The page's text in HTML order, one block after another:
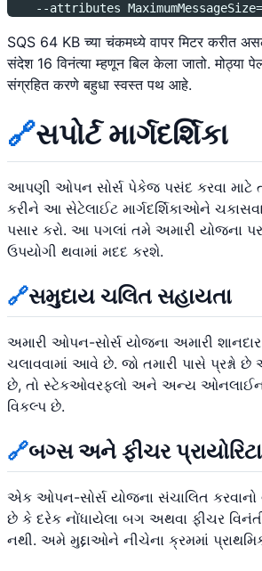
--attributes
SQS 64 KB च्या चंकमध्ये वापर मिटर करीत
संदेश 16 विनंत्या म्हणून बिल केला जातो. मोठ्या
संग्रहित करणे बहुधा स्वस्त पथ आहे.
🔗સપોર્ટ માર્ગદર્શિકા
આપણી ઓપન સોર્સ પેકેજ પસંદ કરવા માટે
કરીને આ સેટેલાઈટ માર્ગદર્શિકાઓને ચકાસવા
પસાર કરો. આ પગલાં તમે અમારી યોજના
ઉપયોગી થવામાં મદદ કરશે.
🔗સમુદાય ચલિત સહાયતા
અમારી ઓપન-સોર્સ યોજના અમારી શાનદાર
ચલાવવામાં આવે છે. જો તમારી પાસે પ્રશ્નો
છે, તો સ્ટેકઓવરફ્લો અને અન્ય ઓનલાઈન
વિકલ્પ છે.
🔗બગ્સ અને ફીચર
એક ઓપન-સોર્સ યોજના સંચાલિત કરવાનો
છે કે દરેક નોંધાયેલા બગ અથવા ફીચર
નથી. અમે મુદ્દાઓને નીચેના ક્રમમાં